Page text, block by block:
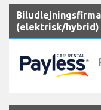
(elektrisk/hybrid)